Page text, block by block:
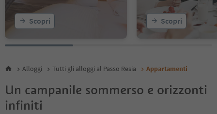
Scopri Scopri
Alloggi Tutti gli alloggi al Passo Resia Appartamenti
Un campanile sommerso e orizzonti
infiniti